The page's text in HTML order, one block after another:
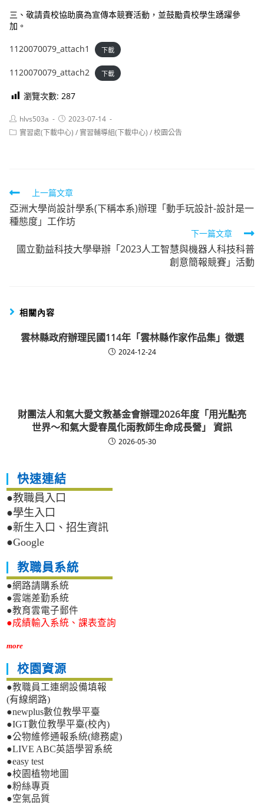
三、敬請貴校協助廣為宣傳本競賽活動，並鼓勵貴校學生踴躍參
加。
1120070079_attach1 下載
1120070079_attach2 下載
瀏覽次數: 287
Post
author:
hlvs503a
Post
published:
2023-07-14
Post實習處(下載中心) / 實習輔導組(下載中心) /校園公告
Read
more
articles
上一篇文章
亞洲大學尚設計學系(下稱本系)辦理「動手玩設計-設計是一
種態度」工作坊
下一篇文章
國立勤益科技大學舉辦「2023人工智慧與機器人科技科普
創意簡報競賽」活動
相關內容
雲林縣政府辦理民國114年「雲林縣作家作品集」徵選
2024-12-24
財團法人和氣大愛文教基金會辦理2026年度「用光點亮
世界～和氣大愛春風化雨教師生命成長營」 資訊
2026-05-30
快速連結
●教職員入口
●學生入口
●新生入口、招生資訊
●Google
教職員系統
●網路請購系統
●雲端差勤系統
●教育雲電子郵件
●成績輸入系統、課表查詢
more
校園資源
●教職員工連網設備填報
(有線網路)
●newplus數位教學平臺
●IGT數位教學平臺(校內)
●公物維修通報系統(總務處)
●LIVE ABC英語學習系統
●easy test
●校園植物地圖
●粉絲專頁
●空氣品質